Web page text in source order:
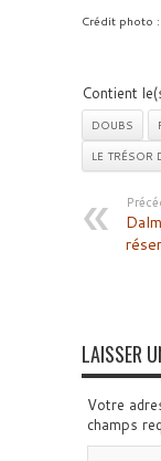
Crédit photo :
Contient
DOUBS
LE TRÉSOR
LAISSER
Votre
champs